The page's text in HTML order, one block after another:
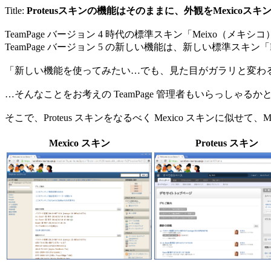
Title: Proteusスキンの機能はそのままに、外観をMexicoスキ
TeamPage バージョン 4 時代の標準スキン「Meixo（メキシ
TeamPage バージョン 5 の新しい機能は、新しい標準スキン
「新しい機能を使ってみたい…でも、見た目がガラリと変
…そんなことをお考えの TeamPage 管理者もいらっしゃるか
そこで、Proteus スキンをなるべく Mexico スキンに似せて
Mexico スキン Proteus スキン